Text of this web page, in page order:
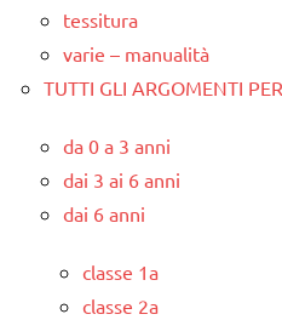
tessitura
varie – manualità
TUTTI GLI ARGOMENTI
da 0 a 3 anni
dai 3 ai 6 anni
dai 6 anni
classe 1a
classe 2a